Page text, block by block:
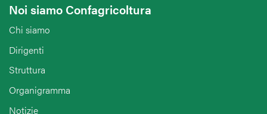
Noi siamo Confagricoltura
Chi siamo
Dirigenti
Struttura
Organigramma
Notizie